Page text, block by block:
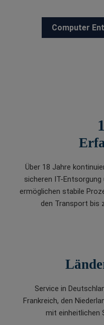
Computer
Über 18 Jahre
sicheren IT-
ermöglichen stabile
den Transport bis
Service in
Frankreich, den
mit einheitlichen